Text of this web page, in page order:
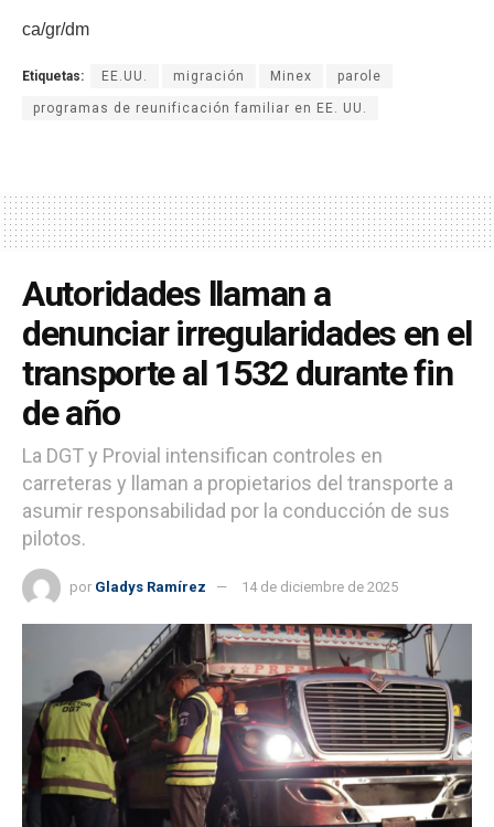
ca/gr/dm
Etiquetas: EE.UU. migración Minex parole
programas de reunificación familiar en EE. UU.
Autoridades llaman a
denunciar irregularidades en el
transporte al 1532 durante fin
de año
La DGT y Provial intensifican controles en
carreteras y llaman a propietarios del transporte a
asumir responsabilidad por la conducción de sus
pilotos.
por Gladys Ramírez 14 de diciembre de 2025